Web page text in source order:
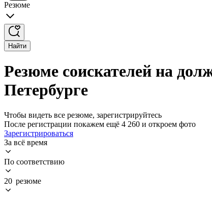
Резюме
Найти
Резюме соискателей на
Петербурге
Чтобы видеть все резюме, зарегистрируйтесь
После регистрации покажем ещё 4 260 и откроем фото
Зарегистрироваться
За всё время
По соответствию
20 резюме